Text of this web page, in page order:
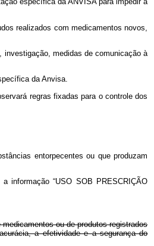
realizados com medicamentos novos,
medidas de comunicação à
da Anvisa.
regras fixadas para o controle dos
entorpecentes ou que produzam
informação “USO SOB PRESCRIÇÃO
ou de produtos registrados
a efetividade e a segurança do